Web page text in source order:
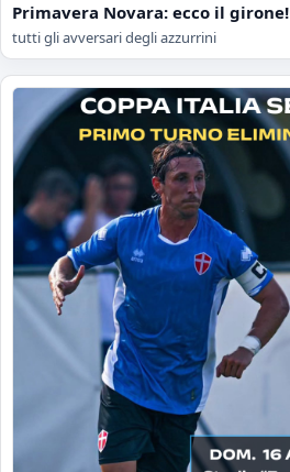
Primavera Novara: ecco il girone!
tutti gli avversari degli azzurrini